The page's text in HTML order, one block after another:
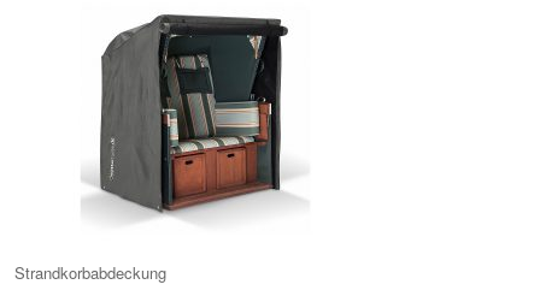
Strandkorbabdeckung